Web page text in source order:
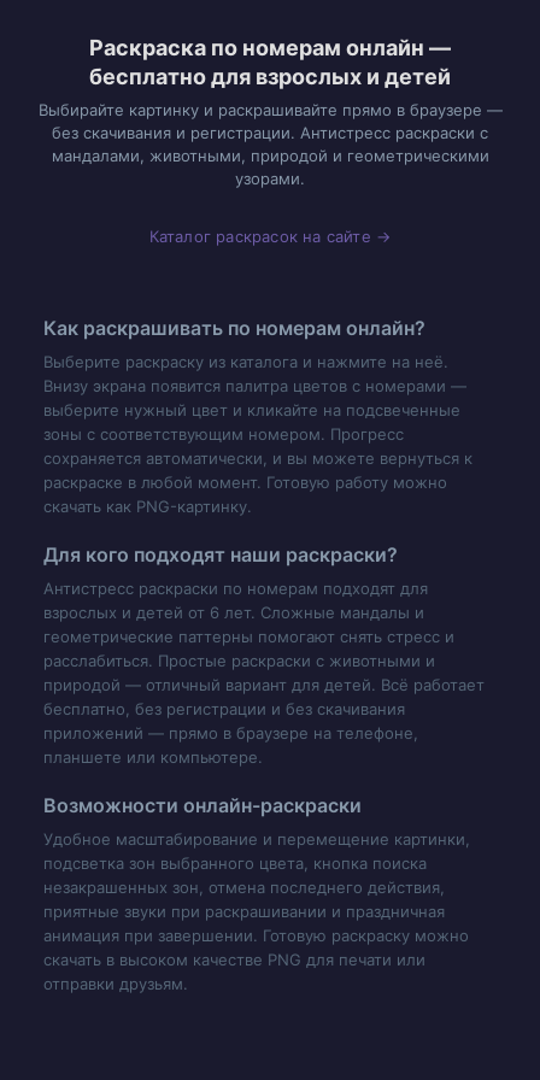
Раскраска по номерам онлайн —
бесплатно для взрослых и детей
Выбирайте картинку и раскрашивайте прямо в браузере —
без скачивания и регистрации. Антистресс раскраски с
мандалами, животными, природой и геометрическими
узорами.
Каталог раскрасок на сайте →
Как раскрашивать по номерам онлайн?
Выберите раскраску из каталога и нажмите на неё.
Внизу экрана появится палитра цветов с номерами —
выберите нужный цвет и кликайте на подсвеченные
зоны с соответствующим номером. Прогресс
сохраняется автоматически, и вы можете вернуться к
раскраске в любой момент. Готовую работу можно
скачать как PNG-картинку.
Для кого подходят наши раскраски?
Антистресс раскраски по номерам подходят для
взрослых и детей от 6 лет. Сложные мандалы и
геометрические паттерны помогают снять стресс и
расслабиться. Простые раскраски с животными и
природой — отличный вариант для детей. Всё работает
бесплатно, без регистрации и без скачивания
приложений — прямо в браузере на телефоне,
планшете или компьютере.
Возможности онлайн-раскраски
Удобное масштабирование и перемещение картинки,
подсветка зон выбранного цвета, кнопка поиска
незакрашенных зон, отмена последнего действия,
приятные звуки при раскрашивании и праздничная
анимация при завершении. Готовую раскраску можно
скачать в высоком качестве PNG для печати или
отправки друзьям.